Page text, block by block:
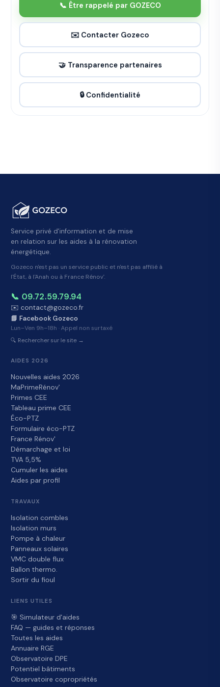
📞 Être rappelé par GOZECO
✉️ Contacter Gozeco
🤝 Transparence partenaires
🔒 Confidentialité
Service privé d'information et de mise
en relation sur les aides à la rénovation
énergétique.
Gozeco n'est pas un service public et n'est pas affilié à
l'État, à l'Anah ou à France Rénov'.
📞 09.72.59.79.94
✉️ contact@gozeco.fr
📘 Facebook Gozeco
Lun–Ven 9h–18h · Appel non surtaxé
🔍 Rechercher sur le site →
AIDES 2026
Nouvelles aides 2026
MaPrimeRénov'
Primes CEE
Tableau prime CEE
Éco-PTZ
Formulaire éco-PTZ
France Rénov'
Démarchage et loi
TVA 5,5%
Cumuler les aides
Aides par profil
TRAVAUX
Isolation combles
Isolation murs
Pompe à chaleur
Panneaux solaires
VMC double flux
Ballon thermo.
Sortir du fioul
LIENS UTILES
🎯 Simulateur d'aides
FAQ — guides et réponses
Toutes les aides
Annuaire RGE
Observatoire DPE
Potentiel bâtiments
Observatoire copropriétés